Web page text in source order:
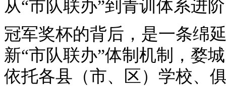
从“市队联办”到青训体系进阶
冠军奖杯的背后，是一条绵
新“市队联办”体制机制，婺
依托各县（市、区）学校、